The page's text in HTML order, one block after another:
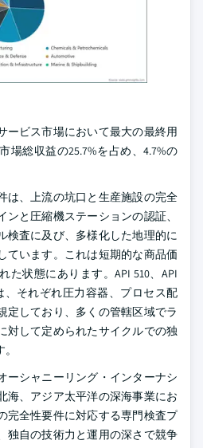
ービス市場において最大の最終用
場総収益の25.7%を占め、4.7%の
は、上流の坑口と生産施設の完全
と圧縮機ステーションの認証、
検査に及び、多様化した地理的に
ています。これは短期的な商品価
た状態にあります。API 510、API
、それぞれ圧力容器、プロセス配
定しており、多くの管轄区域でラ
対して定められたサイクルでの独
ーシャニーリング・インターナシ
海、アジア太平洋の深海事業にお
完全性要件に対応する専門検査プ
独自の技術力と運用の深さで競争